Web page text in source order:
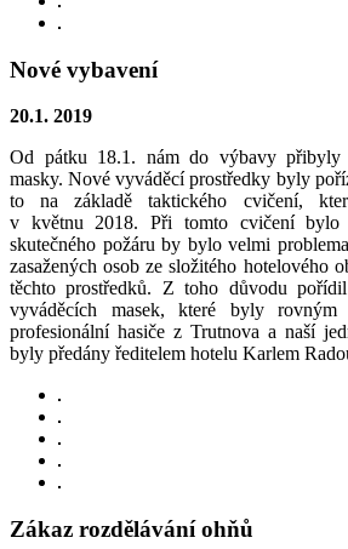
Nové vybavení
20.1. 2019
Od pátku 18.1. nám do výbavy přibyly
masky. Nové vyváděcí prostředky byly
to na základě taktického cvičení,
v květnu 2018. Při tomto cvičení bylo
skutečného požáru by bylo velmi
zasažených osob ze složitého hotelového
těchto prostředků. Z toho důvodu
vyváděcích masek, které byly rovným
profesionální hasiče z Trutnova a naší
byly předány ředitelem hotelu Karlem
Zákaz rozdělávání ohňů